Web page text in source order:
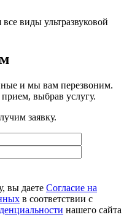
виды ультразвуковой
и мы вам перезвоним.
выбрав услугу.
заявку.
вы даете Согласие на
в соответствии с
нашего сайта